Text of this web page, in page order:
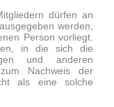
dürfen an
werden,
Person vorliegt.
in die sich die
und anderen
Nachweis der
als eine solche